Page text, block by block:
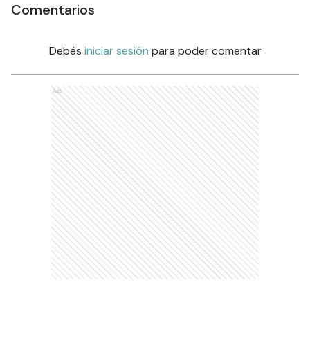
Comentarios
Debés iniciar sesión para poder comentar
Ads